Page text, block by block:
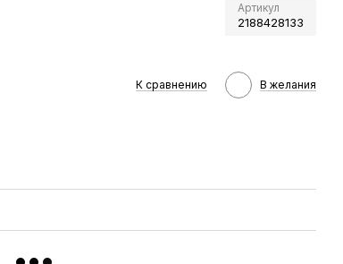
Артикул
2188428133
К сравнению В желания